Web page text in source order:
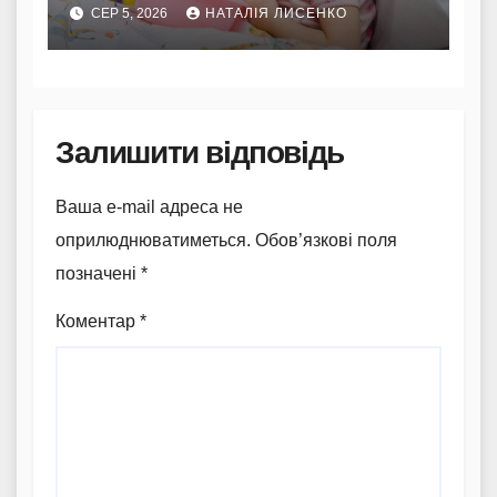
СЕР 5, 2026 НАТАЛІЯ ЛИСЕНКО
Залишити відповідь
Ваша e-mail адреса не
оприлюднюватиметься. Обов’язкові поля
позначені *
Коментар *